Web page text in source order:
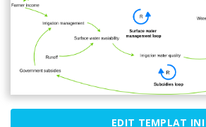
EDIT TEMPLAT INI